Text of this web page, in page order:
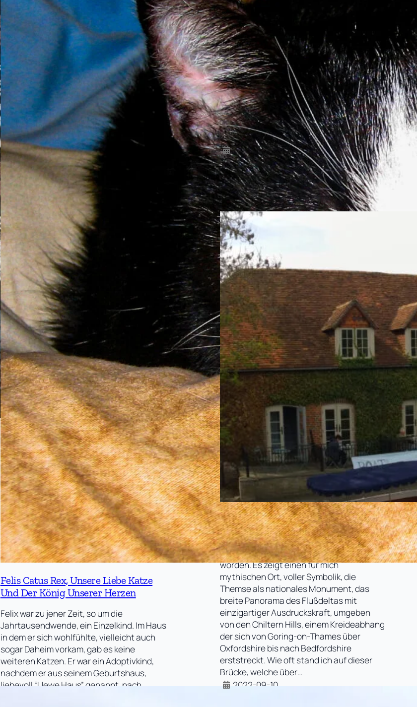
Felis Catus Rex, Unsere Liebe Katze
Und Der König Unserer Herzen
Felix war zu jener Zeit, so um die
Jahrtausendwende, ein Einzelkind. Im Haus
in dem er sich wohlfühlte, vielleicht auch
sogar Daheim vorkam, gab es keine
weiteren Katzen. Er war ein Adoptivkind,
nachdem er aus seinem Geburtshaus,
liebevoll “Uewe Haus” genannt, nach
Projekt | Bearbeitung und Kommentierung
durch Dr Carlo SCHINTGEN Der 1. Weltkrieg
wird oft als die “Urkatastrophe” des 20.
Jahrhunderts bezeichnet. Mit dem
Auslösen dieses großen europäischen
Krieges begann ein Jahrhundert der
barbarischen Gewalt, von Vertreibungen
mit Flüchtlingsströmungen nicht
dagewesenen Ausmaßen, schlicht und
ergreifend – unermessliches Leid und
Sterben. Historisch steht der 28.06.1914
mit dem Attentat…
2022-10-02
Goring-on-Thames, Oxon – die Zeit
im Exil
Das Titelbild ist mit Bedacht ausgewählt
worden. Es zeigt einen für mich
mythischen Ort, voller Symbolik, die
Themse als nationales Monument, das
breite Panorama des Flußdeltas mit
einzigartiger Ausdruckskraft, umgeben
von den Chiltern Hills, einem Kreideabhang
der sich von Goring-on-Thames über
Oxfordshire bis nach Bedfordshire
erststreckt. Wie oft stand ich auf dieser
Brücke, welche über…
2022-09-10